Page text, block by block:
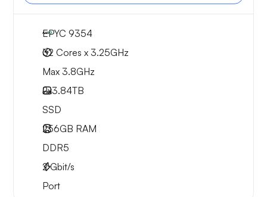
EPYC 9354
32 Cores x 3.25GHz
Max 3.8GHz
2x3.84TB
SSD
256GB RAM
DDR5
2Gbit/s
Port